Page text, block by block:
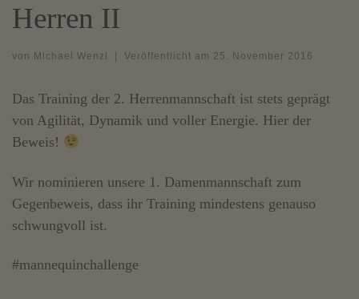
Herren II
von Michael Wenzl Veröffentlicht am 25. November 2016
Das Training der 2. Herrenmannschaft ist stets geprägt
von Agilität, Dynamik und voller Energie. Hier der
Beweis!
Wir nominieren unsere 1. Damenmannschaft zum
Gegenbeweis, dass ihr Training mindestens genauso
schwungvoll ist.
#mannequinchallenge